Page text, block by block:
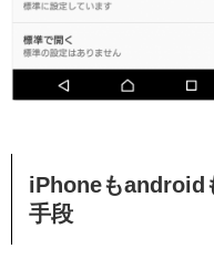
iPhoneもandroid
手段